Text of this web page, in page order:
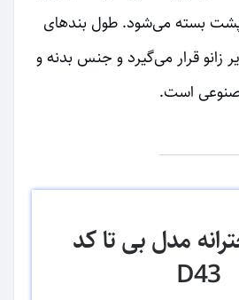
بسته می‌شود. طول بندهای
زانو قرار می‌گیرد و جنس بدنه و
است.
مدل بی تا کد
D43